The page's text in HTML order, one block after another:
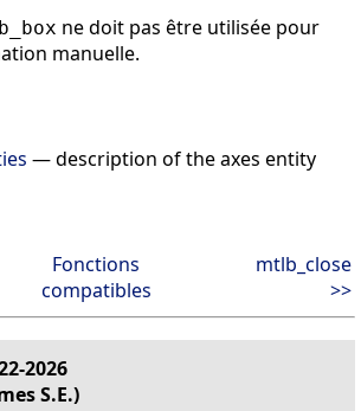
ne doit pas être utilisée pour
manuelle.
— description of the axes entity
Fonctions
compatibles
mtlb_close
>>
2026
S.E.)